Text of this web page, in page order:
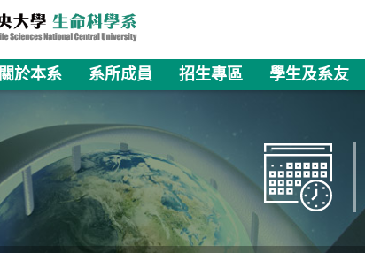
關於本系 系所成員 招生專區 學生及系友